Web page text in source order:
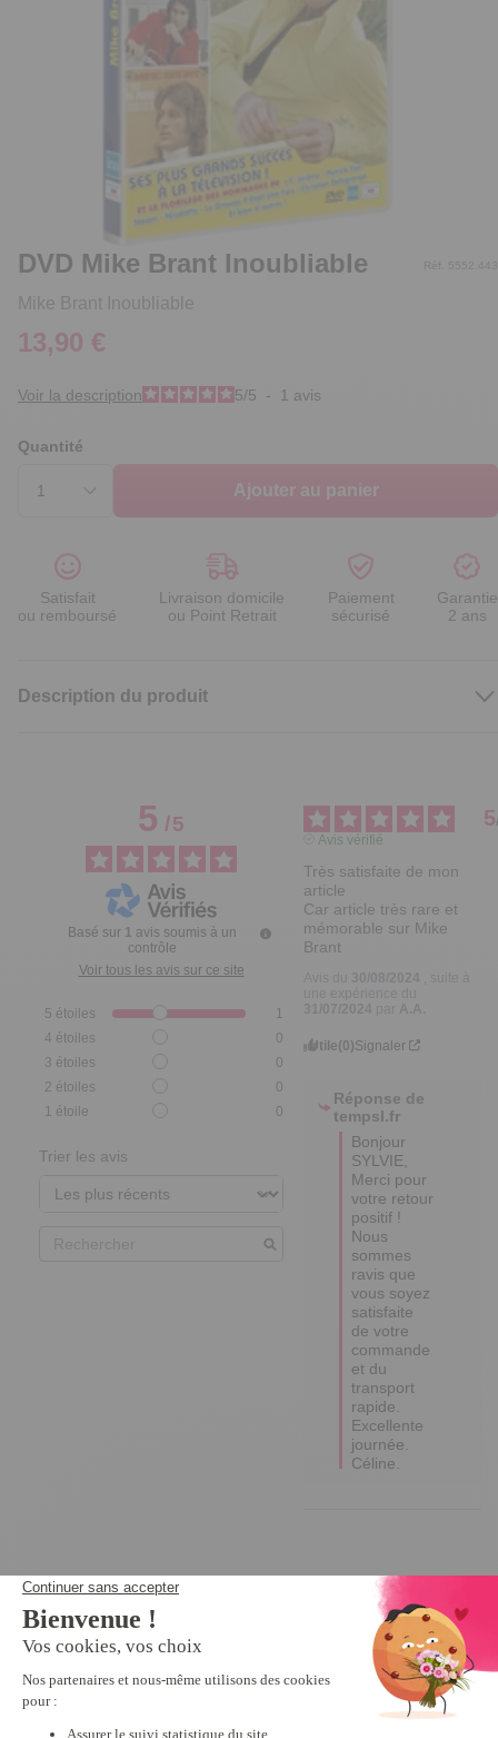
DVD Mike Brant Inoubliable
Mike Brant Inoubliable
Réf. 5552.443
13,90 €
Voir la description 5/5 - 1 avis
Quantité
Ajouter au panier
Satisfait
ou remboursé
Livraison domicile
ou Point Retrait
Paiement
sécurisé
Garantie
2 ans
Description du produit
5/5
Basé sur 1 avis soumis à un
contrôle
Voir tous les avis sur ce site
5 étoiles
1
4 étoiles
0
3 étoiles
0
2 étoiles
0
1 étoile 0
Trier les avis
5
Avis vérifié
Très satisfaite de mon
article
Car article très rare et
mémorable sur Mike
Brant
30/08/2024
, suite à
31/07/2024
A.A.
Utile(0)Signaler
Réponse de
tempsl.fr
Bonjour
SYLVIE,
Merci pour
votre retour
positif !
Nous
sommes
ravis que
vous soyez
satisfaite
de votre
commande
et du
transport
rapide.
Excellente
journée.
Céline.
Nous vous recommandons